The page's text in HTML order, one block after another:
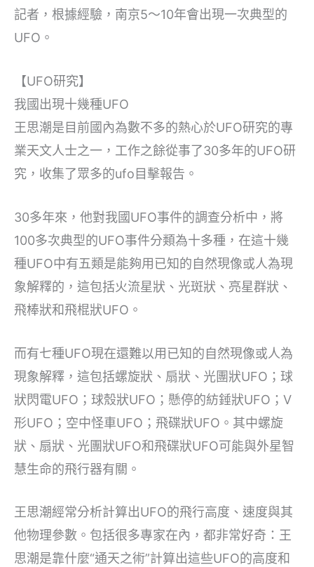
記者，根據經驗，南京5～10年會出現一次典型的
UFO。
【UFO研究】
我國出現十幾種UFO
王思潮是目前國內為數不多的熱心於UFO研究的專
業天文人士之一，工作之餘從事了30多年的UFO研
究，收集了眾多的ufo目擊報告。
30多年來，他對我國UFO事件的調查分析中，將
100多次典型的UFO事件分類為十多種，在這十幾
種UFO中有五類是能夠用已知的自然現像或人為現
象解釋的，這包括火流星狀、光斑狀、亮星群狀、
飛棒狀和飛棍狀UFO。
而有七種UFO現在還難以用已知的自然現像或人為
現象解釋，這包括螺旋狀、扇狀、光團狀UFO；球
狀閃電UFO；球殼狀UFO；懸停的紡錘狀UFO；V
形UFO；空中怪車UFO；飛碟狀UFO。其中螺旋
狀、扇狀、光團狀UFO和飛碟狀UFO可能與外星智
慧生命的飛行器有關。
王思潮經常分析計算出UFO的飛行高度、速度與其
他物理參數。包括很多專家在內，都非常好奇：王
思潮是靠什麼“通天之術”計算出這些UFO的高度和